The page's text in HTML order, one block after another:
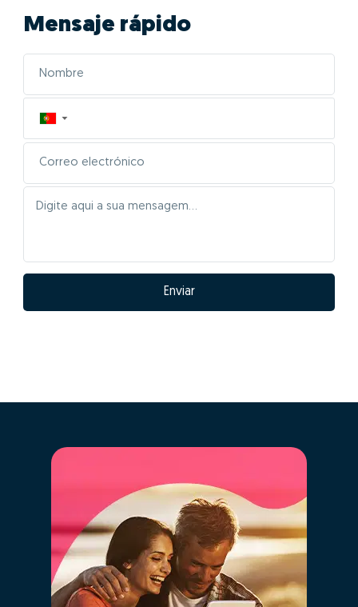
Mensaje rápido
▼
Enviar